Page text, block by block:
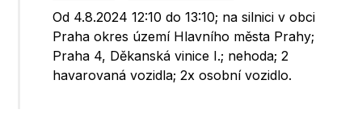
Od 4.8.2024 12:10 do 13:10; na silnici v obci
Praha okres území Hlavního města Prahy;
Praha 4, Děkanská vinice I.; nehoda; 2
havarovaná vozidla; 2x osobní vozidlo.